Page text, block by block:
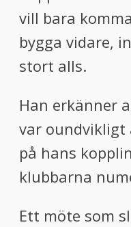
vill bara
bygga vidare,
stort alls.
Han erkänner
var
på hans
klubbarna
Ett möte som